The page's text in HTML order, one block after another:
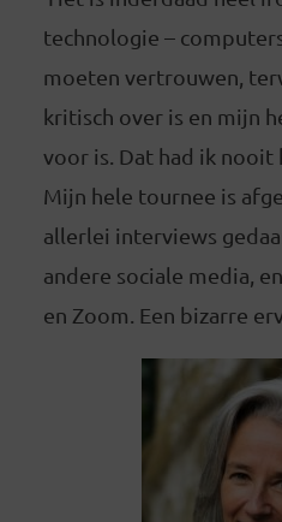
technologie –
moeten vertrouwen,
kritisch over is en mijn
voor is. Dat had ik nooit
Mijn hele tournee is
allerlei interviews
andere sociale media,
en Zoom. Een bizarre